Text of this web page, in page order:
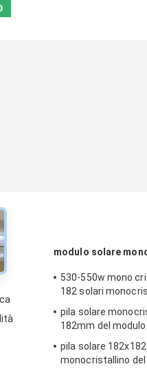
modulo solare
530-550w mono
182 solari
pila solare
182mm del
pila solare
monocristallino